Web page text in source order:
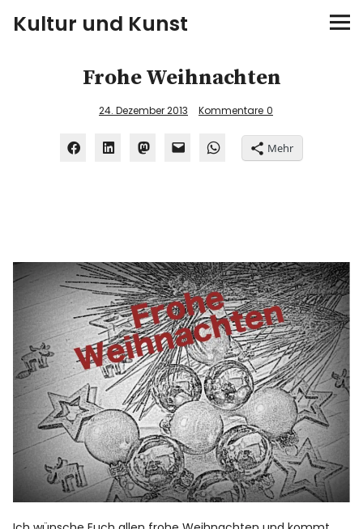
Kultur und Kunst
Ausstellungen
Bloggerreisen
Über mich
Frohe Weihnachten
24. Dezember 2013 Kommentare 0
Mehr